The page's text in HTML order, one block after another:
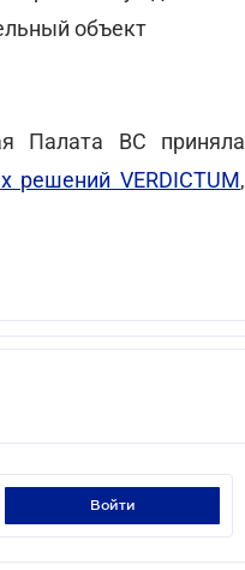
объект
Палата ВС приняла
решений VERDICTUM,
войти